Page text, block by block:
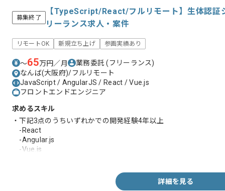
募集終了
【TypeScript/React/フルリモート】生体認証
リーランス求人・案件
リモートOK 新規立ち上げ 参画実績あり
〜65万円／月 業務委託(フリーランス)
なんば(大阪府)/フルリモート
JavaScript / AngularJS / React / Vue.js
フロントエンドエンジニア
求めるスキル
・下記3点のうちいずれかでの開発経験4年以上
-React
-Angular.js
-Vue.js
詳細を見る